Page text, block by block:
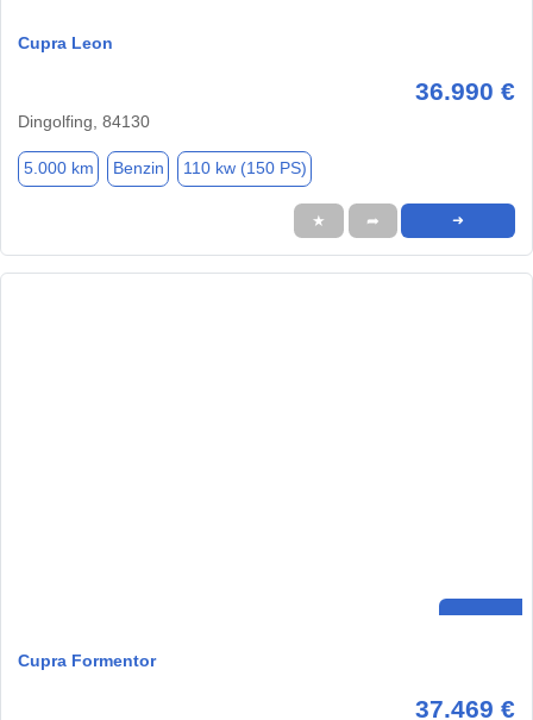
Cupra Leon
36.990 €
Dingolfing, 84130
5.000 km Benzin 110 kw (150 PS)
★ ➦ ➜
Cupra Formentor
37.469 €